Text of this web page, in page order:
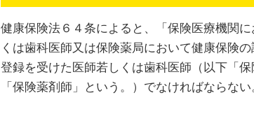
健康保険法６４条によると、「保険医療機関
くは歯科医師又は保険薬局において健康保険
登録を受けた医師若しくは歯科医師（以下「
「保険薬剤師」という。）でなければならない